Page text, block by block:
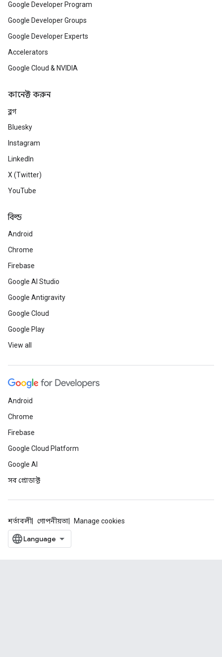
Google Developer Program
Google Developer Groups
Google Developer Experts
Accelerators
Google Cloud & NVIDIA
কানেক্ট করুন
ব্লগ
Bluesky
Instagram
LinkedIn
X (Twitter)
YouTube
বিল্ড
Android
Chrome
Firebase
Google AI Studio
Google Antigravity
Google Cloud
Google Play
View all
Android
Chrome
Firebase
Google Cloud Platform
Google AI
সব প্রোডাক্ট
শর্তাবলী গোপনীয়তা Manage cookies